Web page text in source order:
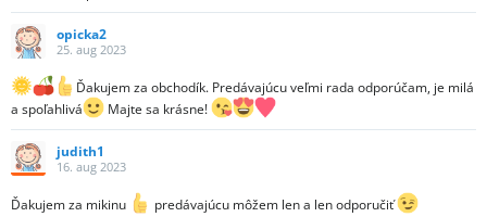
opicka2
25. aug 2023
Ďakujem za obchodík. Predávajúcu veľmi rada odporúčam, je milá
a spoľahlivá
Majte sa krásne!
judith1
16. aug 2023
Ďakujem za mikinu predávajúcu môžem len a len odporučiť